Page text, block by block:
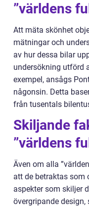
”världens
Att mäta skönhet
mätningar och
av hur dessa bilar
undersökning utförd
exempel, ansågs
någonsin. Detta
från tusentals
Skiljande
”världens
Även om alla
att de betraktas som
aspekter som skiljer
övergripande design,